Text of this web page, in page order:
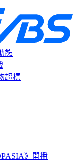
態
超標
》開播